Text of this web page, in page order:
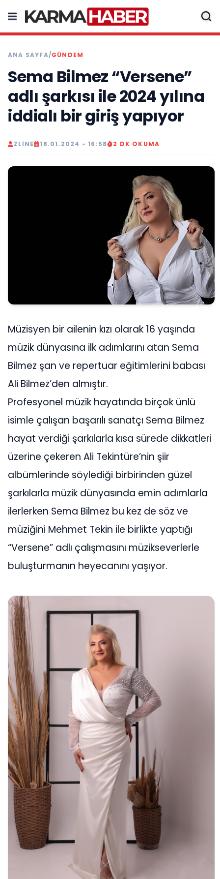
ANA SAYFA/GÜNDEM
Sema Bilmez “Versene”
adlı şarkısı ile 2024 yılına
iddialı bir giriş yapıyor
ZLINE 18.01.2024 - 16:58 2 DK OKUMA
Müzisyen bir ailenin kızı olarak 16 yaşında
müzik dünyasına ilk adımlarını atan Sema
Bilmez şan ve repertuar eğitimlerini babası
Ali Bilmez’den almıştır.
Profesyonel müzik hayatında birçok ünlü
isimle çalışan başarılı sanatçı Sema Bilmez
hayat verdiği şarkılarla kısa sürede dikkatleri
üzerine çekeren Ali Tekintüre’nin şiir
albümlerinde söylediği birbirinden güzel
şarkılarla müzik dünyasında emin adımlarla
ilerlerken Sema Bilmez bu kez de söz ve
müziğini Mehmet Tekin ile birlikte yaptığı
“Versene” adlı çalışmasını müzikseverlerle
buluşturmanın heyecanını yaşıyor.